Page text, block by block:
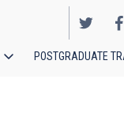
POSTGRADUATE